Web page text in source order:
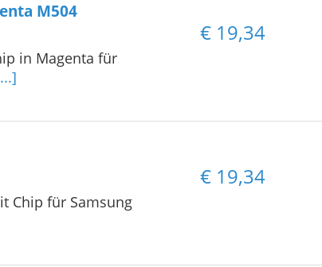
M504
in Magenta für
€ 19,34
Chip für Samsung
€ 19,34